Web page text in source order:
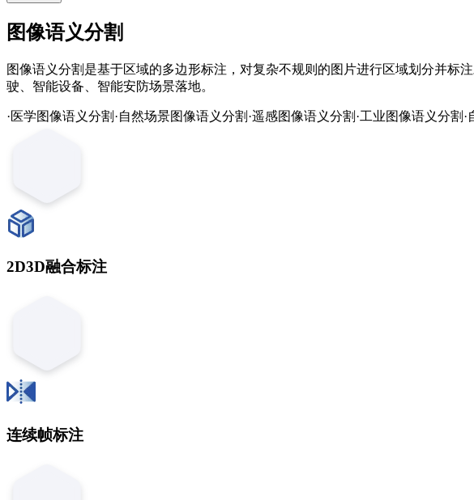
图像语义分割
图像语义分割是基于区域的多边形标注，对复杂不规则的图片进行区域划分并
驶、智能设备、智能安防场景落地。
·医学图像语义分割 ·自然场景图像语义分割 ·遥感图像语义分割 ·工业图像语义分割 ·
2D3D融合标注
连续帧标注